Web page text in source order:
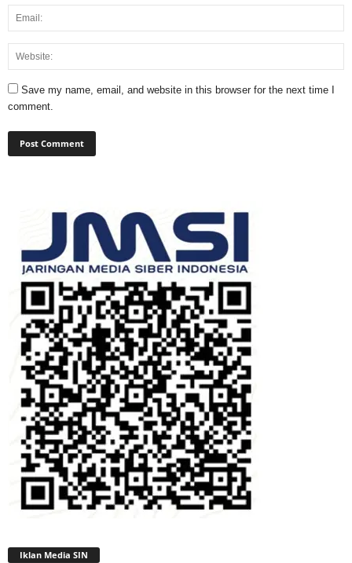
Save my name, email, and website in this browser for the next time I
comment.
Iklan Media SIN